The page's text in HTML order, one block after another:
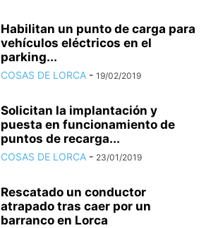
Habilitan un punto de carga para
vehículos eléctricos en el
parking...
COSAS DE LORCA - 19/02/2019
Solicitan la implantación y
puesta en funcionamiento de
puntos de recarga...
COSAS DE LORCA - 23/01/2019
Rescatado un conductor
atrapado tras caer por un
barranco en Lorca